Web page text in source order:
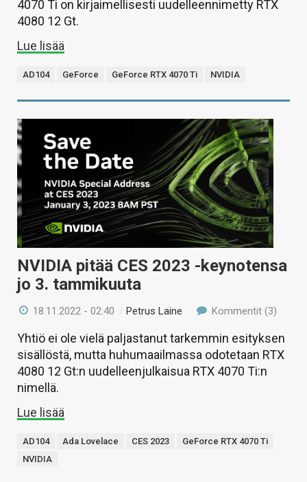
4070 Ti on kirjaimellisesti uudelleennimetty RTX
4080 12 Gt.
Lue lisää
AD104 GeForce GeForce RTX 4070 Ti NVIDIA
NVIDIA pitää CES 2023 -keynotensa
jo 3. tammikuuta
18.11.2022 - 02:40 /Petrus Laine Kommentit (3)
Yhtiö ei ole vielä paljastanut tarkemmin esityksen
sisällöstä, mutta huhumaailmassa odotetaan RTX
4080 12 Gt:n uudelleenjulkaisua RTX 4070 Ti:n
nimellä.
Lue lisää
AD104 Ada Lovelace CES 2023
GeForce RTX 4070 Ti
NVIDIA